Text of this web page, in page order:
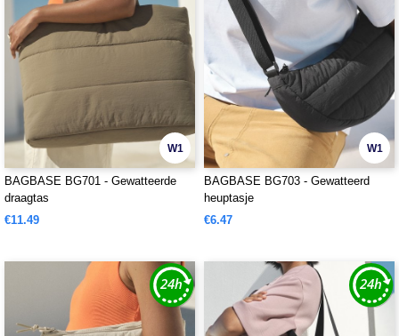
W1
BAGBASE BG701 - Gewatteerde
draagtas
€11.49
W1
BAGBASE BG703 - Gewatteerd
heuptasje
€6.47